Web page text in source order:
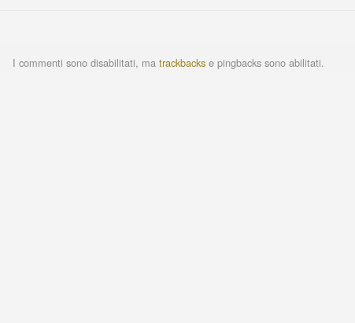
I commenti sono disabilitati, ma trackbacks e pingbacks sono abilitati.